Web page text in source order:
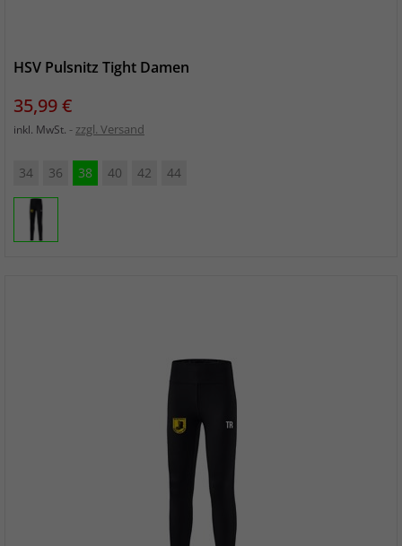
HSV Pulsnitz Tight Damen
Preis
35,99 €
inkl. MwSt. zzgl. Versand
34 36 38 40 42 44